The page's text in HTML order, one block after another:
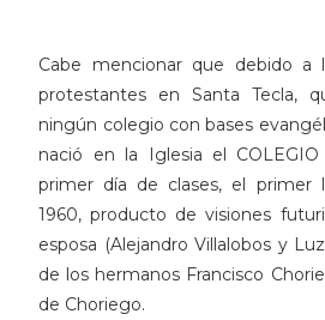
Cabe mencionar que debido a
protestantes en Santa Tecla,
ningún colegio con bases
nació en la Iglesia el
primer día de clases, el primer
1960, producto de visiones
esposa (Alejandro Villalobos y
de los hermanos Francisco
de Choriego.